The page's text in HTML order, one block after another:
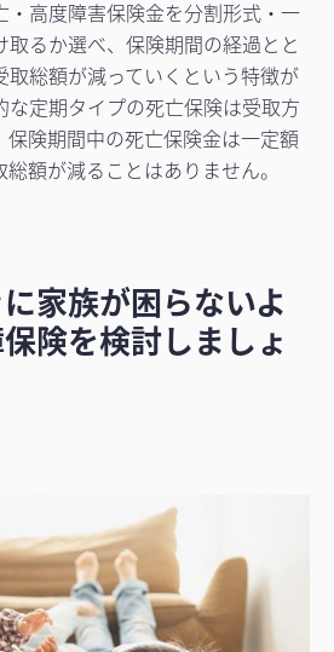
・高度障害保険金を分割形式・一
るか選べ、保険期間の経過とと
取総額が減っていくという特徴が
な定期タイプの死亡保険は受取方
保険期間中の死亡保険金は一定額
額が減ることはありません。
家族が困らないよ
険を検討しましょ